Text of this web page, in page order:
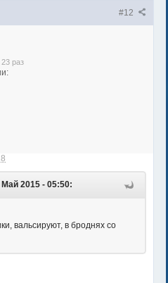
#12
раз
2015 - 05:50:
вальсируют, в броднях со